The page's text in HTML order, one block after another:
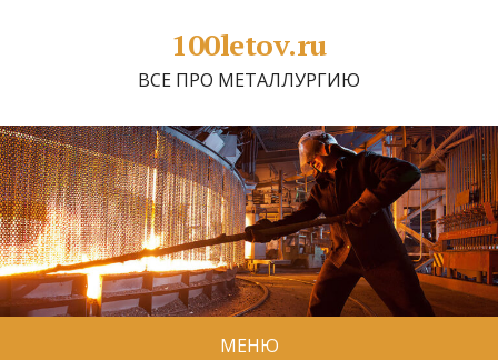
100letov.ru
ВСЕ ПРО МЕТАЛЛУРГИЮ
МЕНЮ